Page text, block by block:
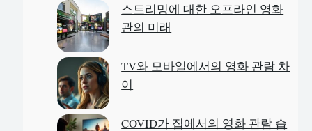
스트리밍에 대한 오프라인 영화
관의 미래
TV와 모바일에서의 영화 관람 차
이
COVID가 집에서의 영화 관람 습